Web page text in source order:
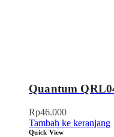
Quantum
Rp46.000
Tambah ke keranjang
Quick View